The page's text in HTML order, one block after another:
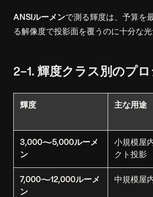
ANSIルーメンで測る輝度は、予算を
る解像度で投影面を覆うのに十分な光
2-1. 輝度クラス別のプ
輝度 主な用途
3,000〜5,000ルーメ
ン
小規模屋
クト投影
7,000〜12,000ルーメ
ン
中規模屋